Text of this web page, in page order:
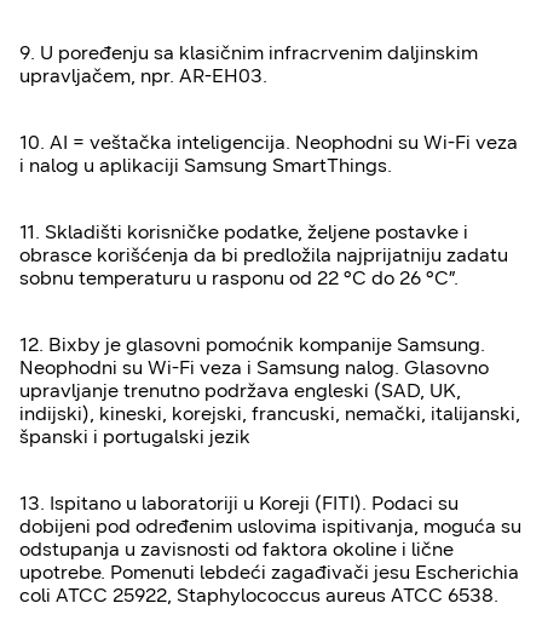
9. U poređenju sa klasičnim infracrvenim daljinskim
upravljačem, npr. AR-EH03.
10. AI = veštačka inteligencija. Neophodni su Wi-Fi veza
i nalog u aplikaciji Samsung SmartThings.
11. Skladišti korisničke podatke, željene postavke i
obrasce korišćenja da bi predložila najprijatniju zadatu
sobnu temperaturu u rasponu od 22 °C do 26 °C”.
12. Bixby je glasovni pomoćnik kompanije Samsung.
Neophodni su Wi-Fi veza i Samsung nalog. Glasovno
upravljanje trenutno podržava engleski (SAD, UK,
indijski), kineski, korejski, francuski, nemački, italijanski,
španski i portugalski jezik
13. Ispitano u laboratoriji u Koreji (FITI). Podaci su
dobijeni pod određenim uslovima ispitivanja, moguća su
odstupanja u zavisnosti od faktora okoline i lične
upotrebe. Pomenuti lebdeći zagađivači jesu Escherichia
coli ATCC 25922, Staphylococcus aureus ATCC 6538.